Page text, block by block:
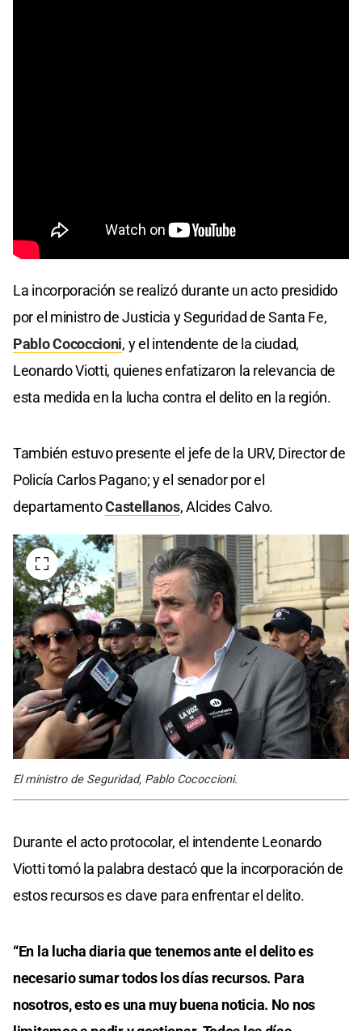
La incorporación se realizó durante un acto presidido
por el ministro de Justicia y Seguridad de Santa Fe,
Pablo Cococcioni, y el intendente de la ciudad,
Leonardo Viotti, quienes enfatizaron la relevancia de
esta medida en la lucha contra el delito en la región.
También estuvo presente el jefe de la URV, Director de
Policía Carlos Pagano; y el senador por el
departamentoCastellanos, Alcides Calvo.
El ministro de Seguridad, Pablo Cococcioni.
Durante el acto protocolar, el intendente Leonardo
Viotti tomó la palabra destacó que la incorporación de
estos recursos es clave para enfrentar el delito.
“En la lucha diaria que tenemos ante el delito es
necesario sumar todos los días recursos. Para
nosotros, esto es una muy buena noticia. No nos